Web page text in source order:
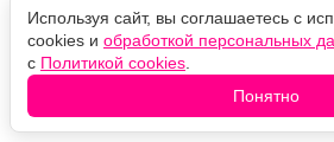
Используя сайт, вы соглашаетесь с
cookies и обработкой персональных
с Политикой cookies
Понятно